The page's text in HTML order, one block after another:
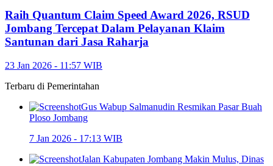
Raih Quantum Claim Speed Award 2026, RSUD
Jombang Tercepat Dalam Pelayanan Klaim
Santunan dari Jasa Raharja
23 Jan 2026 - 11:57 WIB
Terbaru di Pemerintahan
Gus Wabup Salmanudin Resmikan Pasar Buah
Ploso Jombang
7 Jan 2026 - 17:13 WIB
Jalan Kabupaten Jombang Makin Mulus, Dinas